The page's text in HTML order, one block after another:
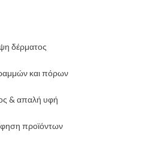
δέρματος
και πόρων
& απαλή υφή
προϊόντων